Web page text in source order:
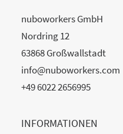
nuboworkers GmbH
Nordring 12
63868 Großwallstadt
info@nuboworkers.com
+49 6022 2656995
INFORMATIONEN